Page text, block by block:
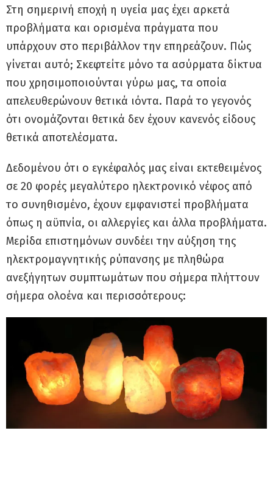
Στη σημερινή εποχή η υγεία μας έχει αρκετά
προβλήματα και ορισμένα πράγματα που
υπάρχουν στο περιβάλλον την επηρεάζουν. Πώς
γίνεται αυτό; Σκεφτείτε μόνο τα ασύρματα δίκτυα
που χρησιμοποιούνται γύρω μας, τα οποία
απελευθερώνουν θετικά ιόντα. Παρά το γεγονός
ότι ονομάζονται θετικά δεν έχουν κανενός είδους
θετικά αποτελέσματα.
Δεδομένου ότι ο εγκέφαλός μας είναι εκτεθειμένος
σε 20 φορές μεγαλύτερο ηλεκτρονικό νέφος από
το συνηθισμένο, έχουν εμφανιστεί προβλήματα
όπως η αϋπνία, οι αλλεργίες και άλλα προβλήματα.
Μερίδα επιστημόνων συνδέει την αύξηση της
ηλεκτρομαγνητικής ρύπανσης με πληθώρα
ανεξήγητων συμπτωμάτων που σήμερα πλήττουν
σήμερα ολοένα και περισσότερους: